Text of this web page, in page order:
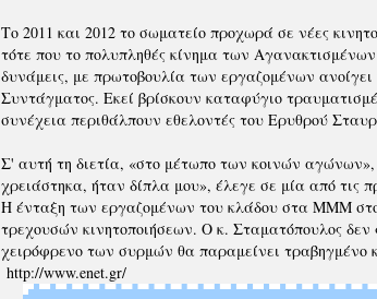
Το 2011 και 2012 το σωματείο προχωρά σε νέες
τότε που το πολυπληθές κίνημα των
δυνάμεις, με πρωτοβουλία των εργαζομένων ανοίγει
Συντάγματος. Εκεί βρίσκουν καταφύγιο
συνέχεια περιθάλπουν εθελοντές του Ερυθρού
Σ' αυτή τη διετία, «στο μέτωπο των κοινών
χρειάστηκα, ήταν δίπλα μου», έλεγε σε μία από τις
Η ένταξη των εργαζομένων του κλάδου στα ΜΜΜ στο
τρεχουσών κινητοποιήσεων. Ο κ. Σταματόπουλος
χειρόφρενο των συρμών θα παραμείνει τραβηγμένο
http://www.enet.gr/